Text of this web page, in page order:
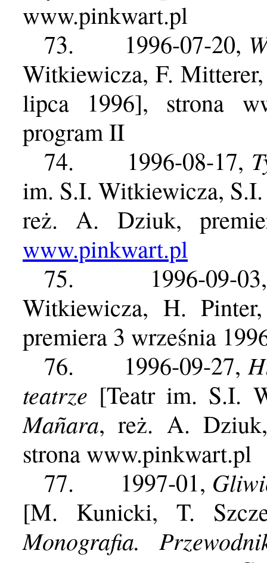
www.pinkwart.pl
73.
1996-07-20,
Witkiewicza, F.
lipca 1996], strona
program II
74.
1996-08-17,
im. S.I. Witkiewicza,
reż. A. Dziuk,
www.pinkwart.pl
75.
1996-09-
Witkiewicza, H.
premiera 3 września
76.
1996-09-27,
teatrze [Teatr im. S.I.
Mañara, reż. A.
strona www.pinkwart.pl
77.
1997-01,
[M. Kunicki, T.
Monografia.